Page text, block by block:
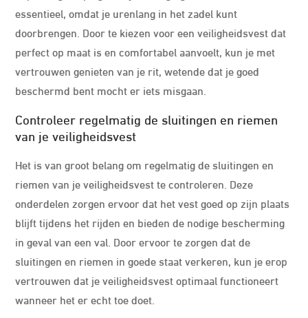
essentieel, omdat je urenlang in het zadel kunt
doorbrengen. Door te kiezen voor een veiligheidsvest dat
perfect op maat is en comfortabel aanvoelt, kun je met
vertrouwen genieten van je rit, wetende dat je goed
beschermd bent mocht er iets misgaan.
Controleer regelmatig de sluitingen en riemen
van je veiligheidsvest
Het is van groot belang om regelmatig de sluitingen en
riemen van je veiligheidsvest te controleren. Deze
onderdelen zorgen ervoor dat het vest goed op zijn plaats
blijft tijdens het rijden en bieden de nodige bescherming
in geval van een val. Door ervoor te zorgen dat de
sluitingen en riemen in goede staat verkeren, kun je erop
vertrouwen dat je veiligheidsvest optimaal functioneert
wanneer het er echt toe doet.